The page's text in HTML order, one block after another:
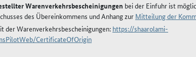
Warenverkehrsbescheinigungen bei der Einfuhr ist
des Übereinkommens und Anhang zur Mitteilung der
der Warenverkehrsbescheinigungen: https://shaarolami-
CertificateOfOrigin